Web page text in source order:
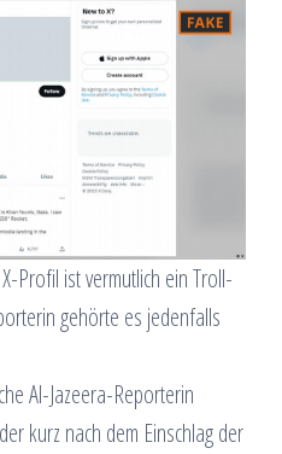
Profil ist vermutlich ein Troll-
gehörte es jedenfalls
Al-Jazeera-Reporterin
kurz nach dem Einschlag der